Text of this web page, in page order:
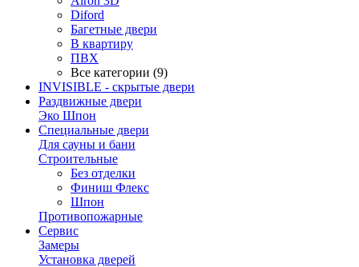
Diford
Багетные двери
В квартиру
ПВХ
Все категории (9)
INVISIBLE - скрытые двери
Раздвижные двери
Эко Шпон
Специальные двери
Для сауны и бани
Строительные
Без отделки
Финиш Флекс
Шпон
Противопожарные
Сервис
Замеры
Установка дверей